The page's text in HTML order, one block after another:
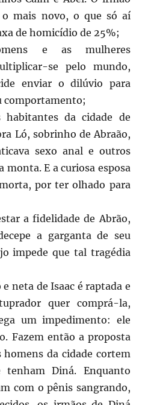
mais novo, o que só aí
de homicídio de 25%;
e as mulheres
se pelo mundo,
enviar o dilúvio para
comportamento;
habitantes da cidade de
Ló, sobrinho de Abraão,
sexo anal e outros
monta. E a curiosa esposa
por ter olhado para
a fidelidade de Abrão,
a garganta de seu
impede que tal tragédia
neta de Isaac é raptada e
quer comprá-la,
um impedimento: ele
Fazem então a proposta
homens da cidade cortem
tenham Diná. Enquanto
com o pênis sangrando,